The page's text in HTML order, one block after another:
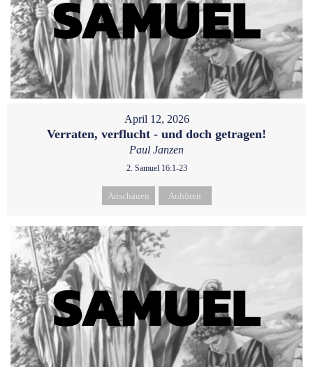
April 12, 2026
Verraten, verflucht - und doch getragen!
Paul Janzen
2. Samuel 16:1-23
Anschauen Anhören